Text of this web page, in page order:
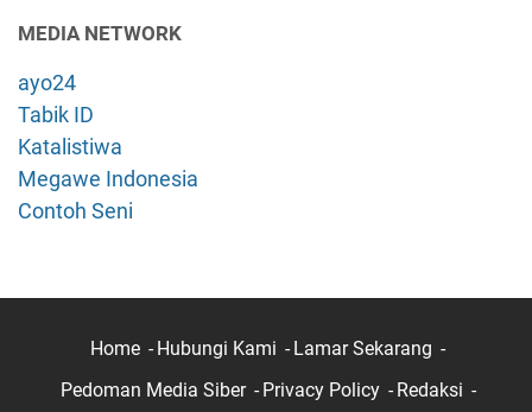
MEDIA NETWORK
ayo24
Tabik ID
Katalistiwa
Megawe Indonesia
Contoh Seni
Home Hubungi Kami
Lamar Sekarang
Pedoman Media Siber
Privacy Policy Redaksi